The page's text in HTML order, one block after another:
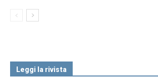
Leggi la rivista